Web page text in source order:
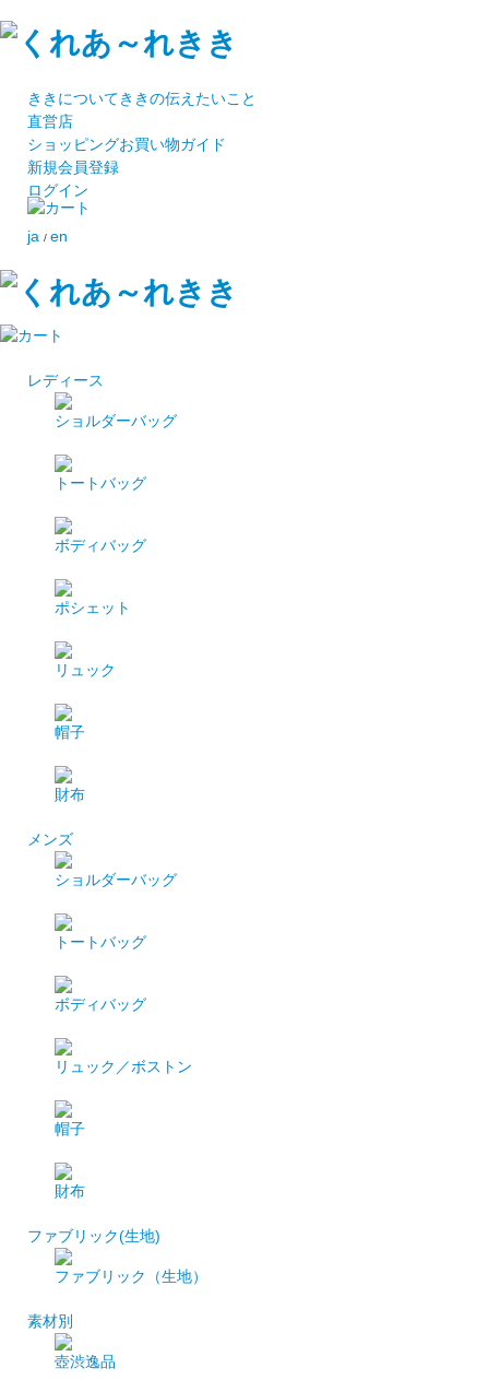
ききについてききの伝えたいこと
直営店
ショッピングお買い物ガイド
新規会員登録
ログイン
ja / en
レディース
ショルダーバッグ
トートバッグ
ボディバッグ
ポシェット
リュック
帽子
財布
メンズ
ショルダーバッグ
トートバッグ
ボディバッグ
リュック／ボストン
帽子
財布
ファブリック(生地)
ファブリック（生地）
素材別
壺渋逸品